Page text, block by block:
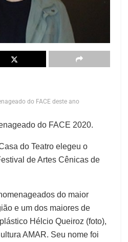
do FACE deste ano
do FACE 2020.
do Teatro elegeu o
de Artes Cênicas de
do maior
e um dos maiores de
Hélcio Queiroz (foto),
AMAR. Seu nome foi